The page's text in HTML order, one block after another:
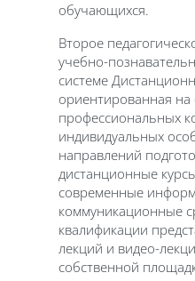
обучающихся.
Второе
учебно-
системе
ориентированная
профессиональных
индивидуальных
направлений
дистанционные
современные
коммуникационные
квалификации
лекций и видео-
собственной